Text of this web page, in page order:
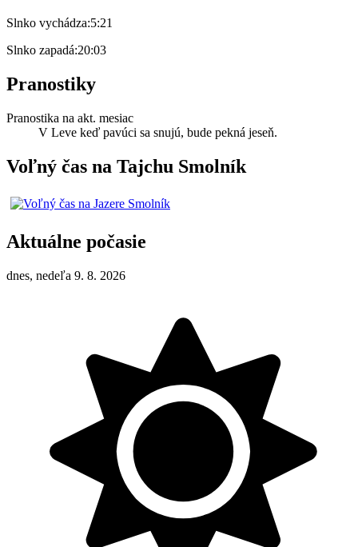
Slnko vychádza:5:21
Slnko zapadá:20:03
Pranostiky
Pranostika na akt. mesiac
V Leve keď pavúci sa snujú, bude pekná jeseň.
Voľný čas na Tajchu Smolník
Aktuálne počasie
dnes, nedeľa 9. 8. 2026